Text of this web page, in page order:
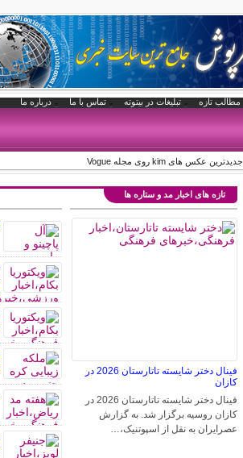
مطالب تازه تبلیغات در بیتوته تماس با ما درباره ما
جدیدترین عکس های kim روی مجله Vogue
تازه های اخبار مد و ستاره ها
فینال دختر شایسته تاتارستان 2026 در
کازان
فینال دختر شایسته تاتارستان 2026 در
کازان روسیه برگزار شد. به گزارش
عصرایران به نقل از اسپوتنیک،…